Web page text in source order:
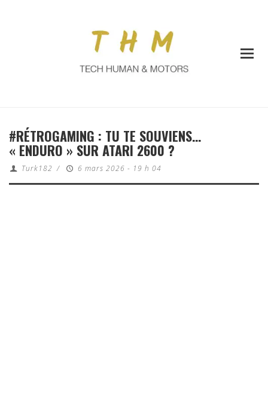
#RÉTROGAMING : TU TE SOUVIENS…
« ENDURO » SUR ATARI 2600 ?
Turk182 / 6 mars 2026 - 19 h 04